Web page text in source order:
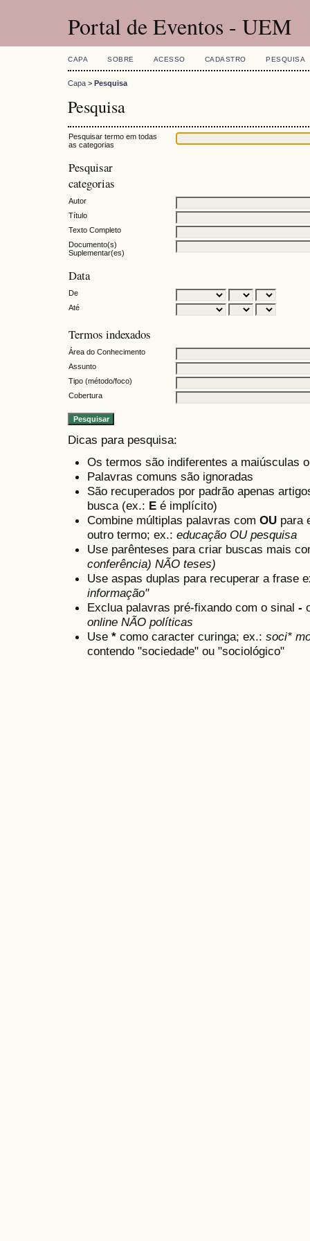
Portal de Eventos - UEM
CAPA SOBRE ACESSO CADASTRO PESQUISA
Capa > Pesquisa
Pesquisa
Pesquisar termo em todas
as categorias
Pesquisar
categorias
Autor
Título
Texto Completo
Documento(s)
Suplementar(es)
Data
De
Até
Termos indexados
Área do Conhecimento
Assunto
Tipo (método/foco)
Cobertura
Dicas para pesquisa:
Os termos são indiferentes a maiúsculas
Palavras comuns são ignoradas
São recuperados por padrão apenas
busca (ex.: E é implícito)
Combine múltiplas palavras com OU para
outro termo; ex.: educação OU pesquisa
Use parênteses para criar buscas mais
conferência) NÃO teses)
Use aspas duplas para recuperar a frase
informação"
Exclua palavras pré-fixando com o sinal -
online NÃO políticas
Use * como caracter curinga; ex.: soci*
contendo "sociedade" ou "sociológico"